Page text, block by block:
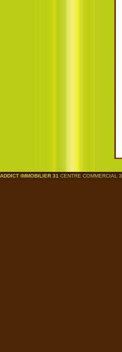
ADDICT IMMOBILIER 31 CENTRE COMMERCIAL